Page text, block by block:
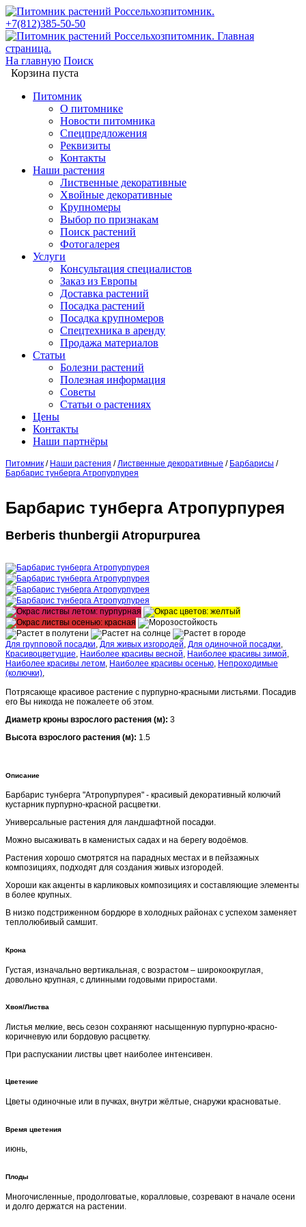
+7(812)385-50-50
На главную Поиск
Корзина пуста
Питомник
О питомнике
Новости питомника
Спецпредложения
Реквизиты
Контакты
Наши растения
Лиственные декоративные
Хвойные декоративные
Крупномеры
Выбор по признакам
Поиск растений
Фотогалерея
Услуги
Консультация специалистов
Заказ из Европы
Доставка растений
Посадка растений
Посадка крупномеров
Спецтехника в аренду
Продажа материалов
Статьи
Болезни растений
Полезная информация
Советы
Статьи о растениях
Цены
Контакты
Наши партнёры
Питомник / Наши растения /Лиственные декоративные / Барбарисы /
Барбарис тунберга Aтропурпурея
Барбарис тунберга Aтропурпурея
Berberis thunbergii Atropurpurea
Для групповой посадки, Для живых изгородей, Для одиночной посадки,
Красивоцветущие, Наиболее красивы весной, Наиболее красивы зимой,
Наиболее красивы летом, Наиболее красивы осенью, Непроходимые
(колючки),
Потрясающе красивое растение с пурпурно-красными листьями. Посадив
его Вы никогда не пожалеете об этом.
Диаметр кроны взрослого растения (м): 3
Высота взрослого растения (м): 1.5
Описание
Барбарис тунберга "Aтропурпурея" - красивый декоративный колючий
кустарник пурпурно-красной расцветки.
Универсальные растения для ландшафтной посадки.
Можно высаживать в каменистых садах и на берегу водоёмов.
Растения хорошо смотрятся на парадных местах и в пейзажных
композициях, подходят для создания живых изгородей.
Хороши как акценты в карликовых композициях и составляющие элементы
в более крупных.
В низко подстриженном бордюре в холодных районах с успехом заменяет
теплолюбивый самшит.
Крона
Густая, изначально вертикальная, с возрастом – широкоокруглая,
довольно крупная, с длинными годовыми приростами.
Хвоя/Листва
Листья мелкие, весь сезон сохраняют насыщенную пурпурно-красно-
коричневую или бордовую расцветку.
При распускании листвы цвет наиболее интенсивен.
Цветение
Цветы одиночные или в пучках, внутри жёлтые, снаружи красноватые.
Время цветения
июнь,
Плоды
Многочисленные, продолговатые, коралловые, созревают в начале осени
и долго держатся на растении.